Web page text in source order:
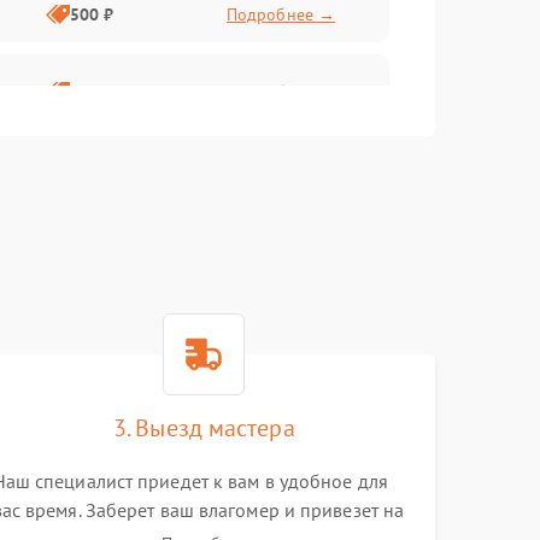
500 ₽ Подробнее →
1000 ₽ Подробнее →
Подробнее →
Подробнее →
3. Выезд мастера
специалист приедет к вам в удобное для
время. Заберет ваш влагомер и привезет на